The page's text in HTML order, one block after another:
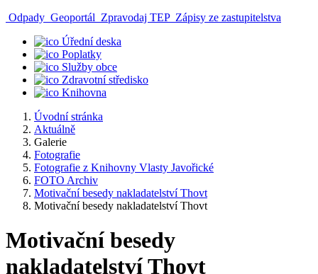
Odpady Geoportál Zpravodaj TEP Zápisy ze zastupitelstva
Úřední deska
Poplatky
Služby obce
Zdravotní středisko
Knihovna
Úvodní stránka
Aktuálně
Galerie
Fotografie
Fotografie z Knihovny Vlasty Javořické
FOTO Archiv
Motivační besedy nakladatelství Thovt
Motivační besedy nakladatelství Thovt
Motivační besedy
nakladatelství Thovt